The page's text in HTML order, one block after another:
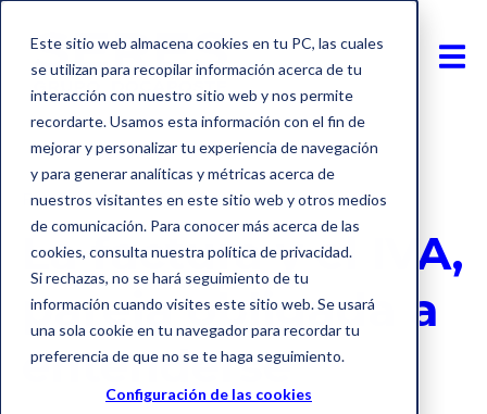
Este sitio web almacena cookies en tu PC, las cuales
se utilizan para recopilar información acerca de tu
interacción con nuestro sitio web y nos permite
recordarte. Usamos esta información con el fin de
mejorar y personalizar tu experiencia de navegación
y para generar analíticas y métricas acerca de
nuestros visitantes en este sitio web y otros medios
de comunicación. Para conocer más acerca de las
cookies, consulta nuestra política de privacidad.
Si rechazas, no se hará seguimiento de tu
información cuando visites este sitio web. Se usará
una sola cookie en tu navegador para recordar tu
preferencia de que no se te haga seguimiento.
Configuración de las cookies
Factura electrónica Impuestos
La factura y el IVA,
pareja obligada a
entenderse